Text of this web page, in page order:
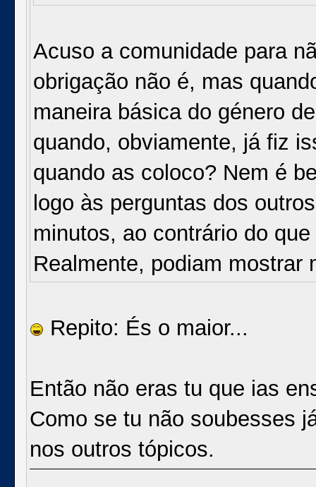
Acuso a comunidade para
obrigação não é, mas
maneira básica do género
quando, obviamente, já fiz
quando as coloco? Nem é
logo às perguntas dos
minutos, ao contrário do
Realmente, podiam mostrar
Repito: És o maior...
Então não eras tu que ias
Como se tu não soubesses
nos outros tópicos.